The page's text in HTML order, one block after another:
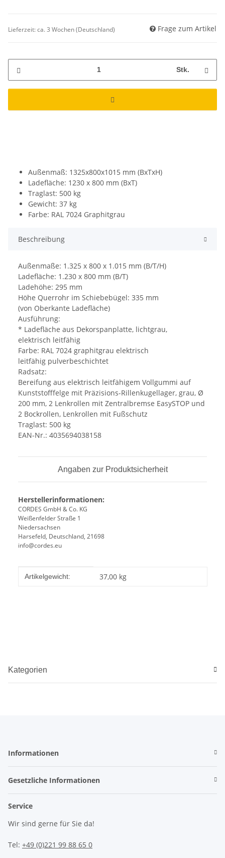
Lieferzeit:ca. 3 Wochen(Deutschland) Frage zum Artikel
Stk.
Außenmaß: 1325x800x1015 mm (BxTxH)
Ladefläche: 1230 x 800 mm (BxT)
Traglast: 500 kg
Gewicht: 37 kg
Farbe: RAL 7024 Graphitgrau
Beschreibung
Außenmaße: 1.325 x 800 x 1.015 mm (B/T/H)
Ladefläche: 1.230 x 800 mm (B/T)
Ladehöhe: 295 mm
Höhe Querrohr im Schiebebügel: 335 mm
(von Oberkante Ladefläche)
Ausführung:
* Ladefläche aus Dekorspanplatte, lichtgrau,
elektrisch leitfähig
Farbe: RAL 7024 graphitgrau elektrisch
leitfähig pulverbeschichtet
Radsatz:
Bereifung aus elektrisch leitfähigem Vollgummi auf
Kunststofffelge mit Präzisions-Rillenkugellager, grau, Ø
200 mm, 2 Lenkrollen mit Zentralbremse EasySTOP und
2 Bockrollen, Lenkrollen mit Fußschutz
Traglast: 500 kg
EAN-Nr.: 4035694038158
Angaben zur Produktsicherheit
Herstellerinformationen:
CORDES GmbH & Co. KG
Weißenfelder Straße 1
Niedersachsen
Harsefeld, Deutschland, 21698
info@cordes.eu
Produkteigenschaft
Wert
Artikelgewicht: 37,00 kg
Kategorien
Informationen
Gesetzliche Informationen
Service
Wir sind gerne für Sie da!
Tel: +49 (0)221 99 88 65 0